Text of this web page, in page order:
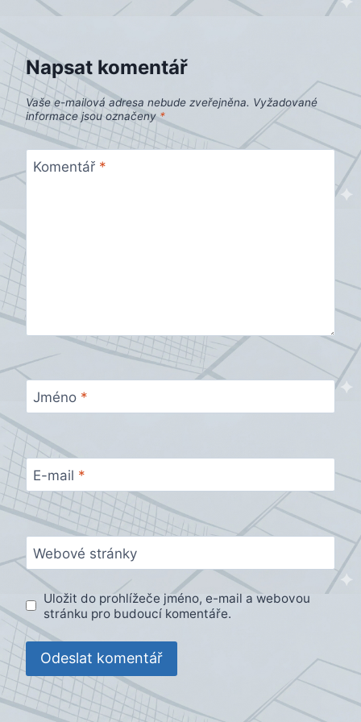
příspěvek
Napsat komentář
Vaše e-mailová adresa nebude zveřejněna. Vyžadované
informace jsou označeny*
Komentář *
Jméno *
E-mail *
Webové stránky
Uložit do prohlížeče jméno, e-mail a webovou
stránku pro budoucí komentáře.